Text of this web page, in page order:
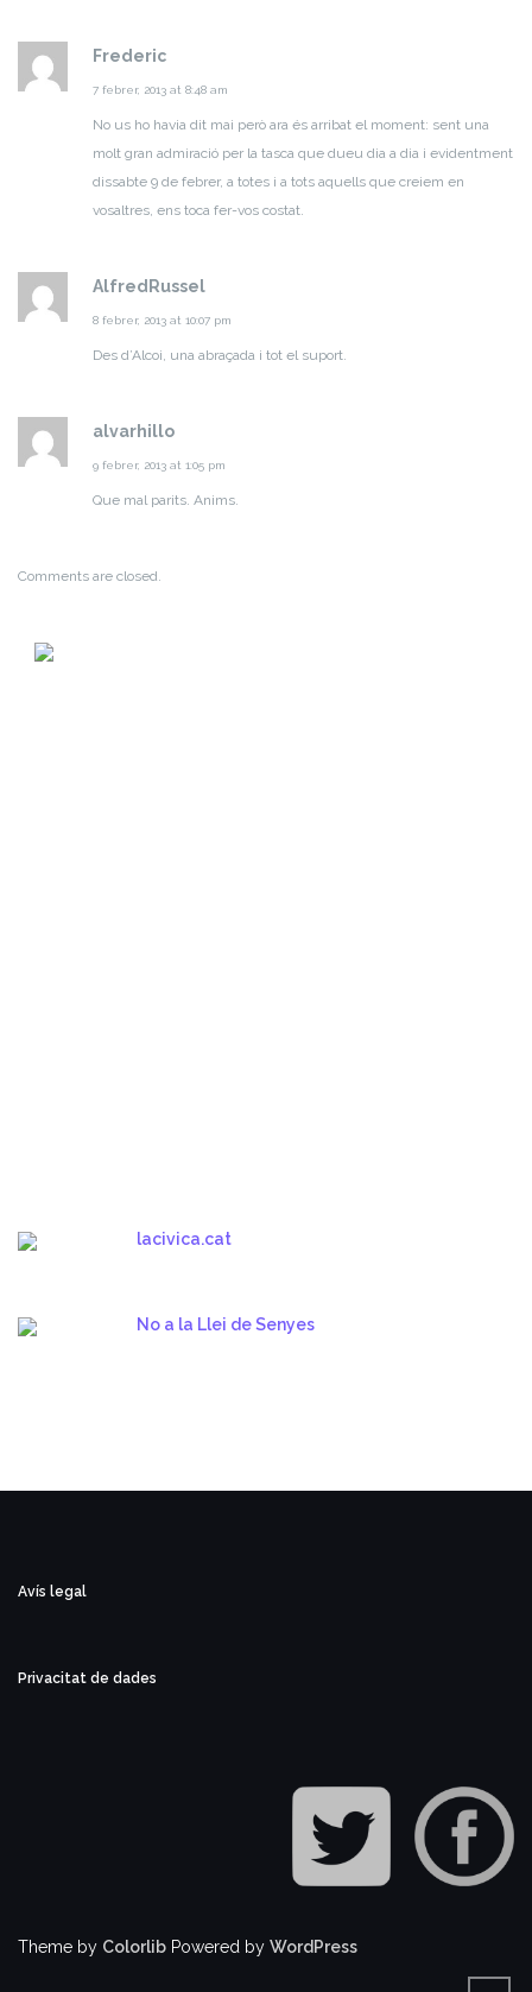
Frederic
7 febrer, 2013 at 8:48 am
No us ho havia dit mai però ara és arribat el moment: sent una
molt gran admiració per la tasca que dueu dia a dia i evidentment
dissabte 9 de febrer, a totes i a tots aquells que creiem en
vosaltres, ens toca fer-vos costat.
AlfredRussel
8 febrer, 2013 at 10:07 pm
Des d’Alcoi, una abraçada i tot el suport.
alvarhillo
9 febrer, 2013 at 1:05 pm
Que mal parits. Anims.
Comments are closed.
lacivica.cat
No a la Llei de Senyes
Avís legal
Privacitat de dades
Theme by Colorlib Powered by WordPress